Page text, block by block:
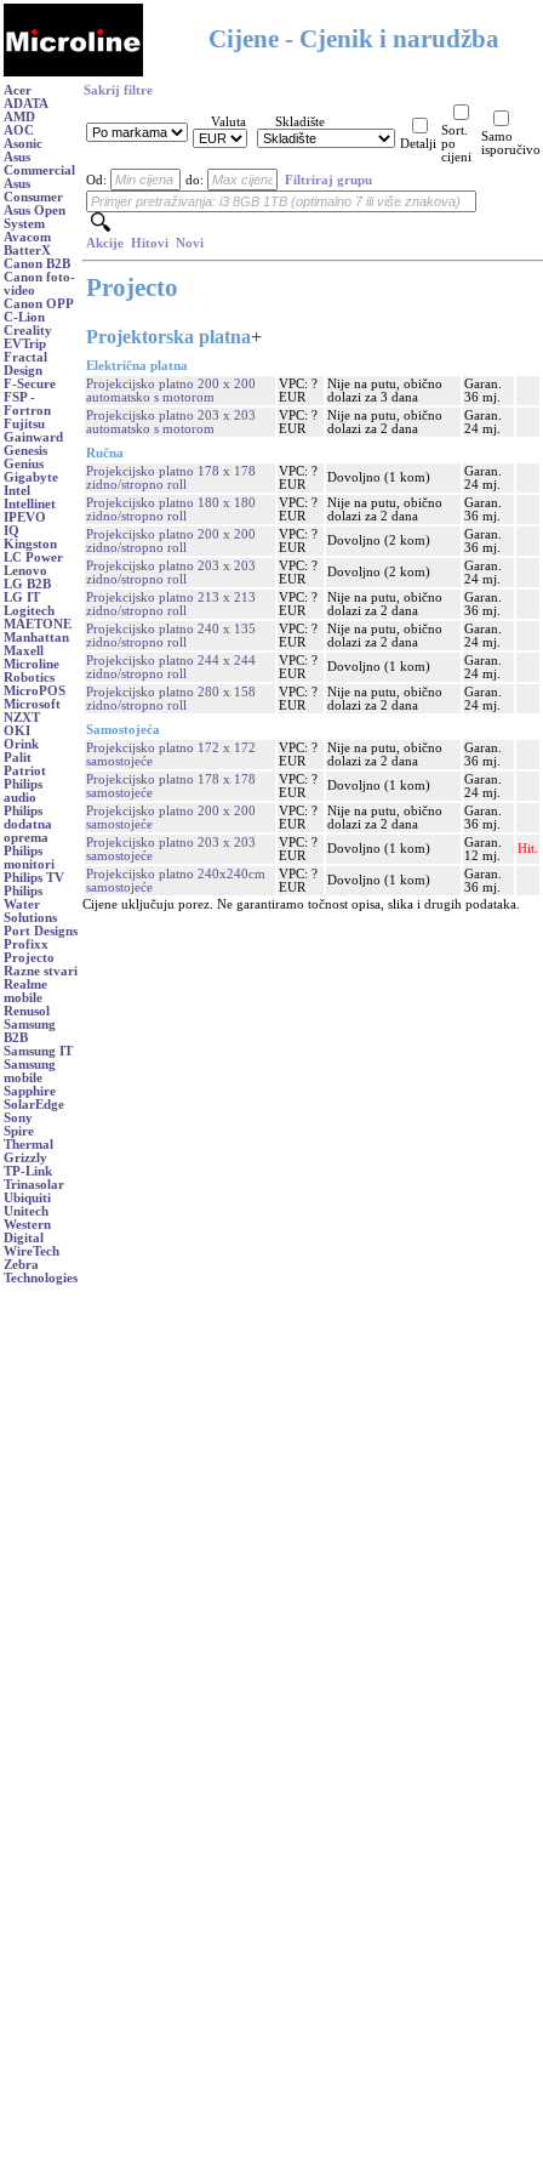
Cijene - Cjenik i narudžba
Acer
ADATA
AMD
AOC
Asonic
Asus
Commercial
Asus
Consumer
Asus Open
System
Avacom
BatterX
Canon B2B
Canon foto-
video
Canon OPP
C-Lion
Creality
EVTrip
Fractal
Design
F-Secure
FSP -
Fortron
Fujitsu
Gainward
Genesis
Genius
Gigabyte
Intel
Intellinet
IPEVO
IQ
Kingston
LC Power
Lenovo
LG B2B
LG IT
Logitech
MAETONE
Manhattan
Maxell
Microline
Robotics
MicroPOS
Microsoft
NZXT
OKI
Orink
Palit
Patriot
Philips
audio
Philips
dodatna
oprema
Philips
monitori
Philips TV
Philips
Water
Solutions
Port Designs
Profixx
Projecto
Razne stvari
Realme
mobile
Renusol
Samsung
B2B
Samsung IT
Samsung
mobile
Sapphire
SolarEdge
Sony
Spire
Thermal
Grizzly
TP-Link
Trinasolar
Ubiquiti
Unitech
Western
Digital
WireTech
Zebra
Technologies
Sakrij filtre
Valuta
Skladište
Detalji
Sort.
po
cijeni
Samo
isporučivo
Od: do: Filtriraj grupu
Akcije Hitovi Novi
Projecto
Projektorska platna+
Električna platna
Projekcijsko platno 200 x 200
automatsko s motorom
VPC: ?
EUR
Nije na putu, obično
dolazi za 3 dana
Garan.
36 mj.
Projekcijsko platno 203 x 203
automatsko s motorom
VPC: ?
EUR
Nije na putu, obično
dolazi za 2 dana
Garan.
24 mj.
Ručna
Projekcijsko platno 178 x 178
zidno/stropno roll
VPC: ?
EUR
Dovoljno (1 kom)
Garan.
24 mj.
Projekcijsko platno 180 x 180
zidno/stropno roll
VPC: ?
EUR
Nije na putu, obično
dolazi za 2 dana
Garan.
36 mj.
Projekcijsko platno 200 x 200
zidno/stropno roll
VPC: ?
EUR
Dovoljno (2 kom)
Garan.
36 mj.
Projekcijsko platno 203 x 203
zidno/stropno roll
VPC: ?
EUR
Dovoljno (2 kom)
Garan.
24 mj.
Projekcijsko platno 213 x 213
zidno/stropno roll
VPC: ?
EUR
Nije na putu, obično
dolazi za 2 dana
Garan.
36 mj.
Projekcijsko platno 240 x 135
zidno/stropno roll
VPC: ?
EUR
Nije na putu, obično
dolazi za 2 dana
Garan.
24 mj.
Projekcijsko platno 244 x 244
zidno/stropno roll
VPC: ?
EUR
Dovoljno (1 kom)
Garan.
24 mj.
Projekcijsko platno 280 x 158
zidno/stropno roll
VPC: ?
EUR
Nije na putu, obično
dolazi za 2 dana
Garan.
24 mj.
Samostojeća
Projekcijsko platno 172 x 172
samostojeće
VPC: ?
EUR
Nije na putu, obično
dolazi za 2 dana
Garan.
36 mj.
Projekcijsko platno 178 x 178
samostojeće
VPC: ?
EUR
Dovoljno (1 kom)
Garan.
24 mj.
Projekcijsko platno 200 x 200
samostojeće
VPC: ?
EUR
Nije na putu, obično
dolazi za 2 dana
Garan.
36 mj.
Projekcijsko platno 203 x 203
samostojeće
VPC: ?
EUR
Dovoljno (1 kom)
Garan.
12 mj.
Hit.
Projekcijsko platno 240x240cm
samostojeće
VPC: ?
EUR
Dovoljno (1 kom)
Garan.
36 mj.
Cijene uključuju porez. Ne garantiramo točnost opisa, slika i drugih podataka.